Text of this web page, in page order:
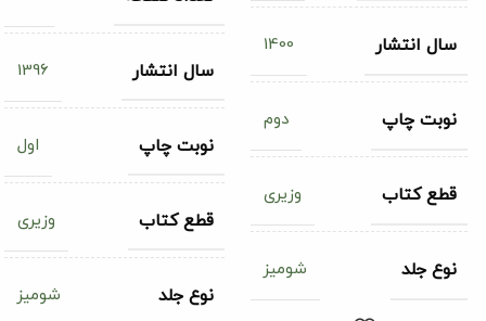
سال انتشار 1400
نوبت چاپ دوم
قطع کتاب وزیری
نوع جلد شومیز
سال انتشار 1396
نوبت چاپ اول
قطع کتاب وزیری
نوع جلد شومیز